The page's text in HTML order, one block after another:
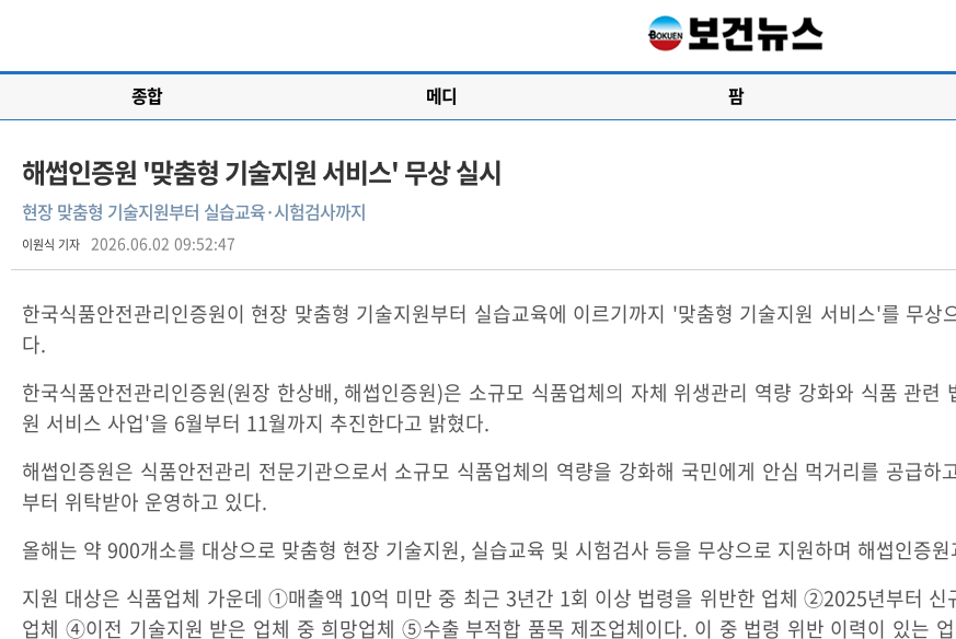
종합 메디 팜
해썹인증원 '맞춤형 기술지원 서비스' 무상 실시
현장 맞춤형 기술지원부터 실습교육·시험검사까지
이원식 기자 2026.06.02 09:52:47
한국식품안전관리인증원이 현장 맞춤형 기술지원부터 실습교육에 이르기까지 '맞춤형 기술지원 서비스'를 무
다.
한국식품안전관리인증원(원장 한상배, 해썹인증원)은 소규모 식품업체의 자체 위생관리 역량 강화와 식품 관
원 서비스 사업'을 6월부터 11월까지 추진한다고 밝혔다.
해썹인증원은 식품안전관리 전문기관으로서 소규모 식품업체의 역량을 강화해 국민에게 안심 먹거리를 공급
부터 위탁받아 운영하고 있다.
올해는 약 900개소를 대상으로 맞춤형 현장 기술지원, 실습교육 및 시험검사 등을 무상으로 지원하며 해썹인증
지원 대상은 식품업체 가운데 ①매출액 10억 미만 중 최근 3년간 1회 이상 법령을 위반한 업체 ②2025년부터
업체 ④이전 기술지원 받은 업체 중 희망업체 ⑤수출 부적합 품목 제조업체이다. 이 중 법령 위반 이력이 있는